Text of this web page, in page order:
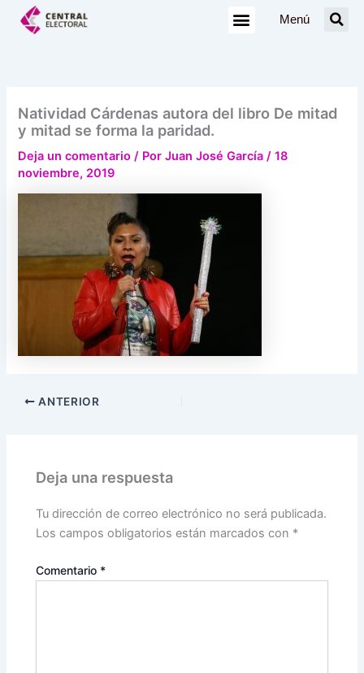
Menú
Natividad Cárdenas autora del libro De mitad
y mitad se forma la paridad.
Deja un comentario / PorJuan José García/18
noviembre, 2019
ANTERIOR
Deja una respuesta
Tu dirección de correo electrónico no será publicada.
Los campos obligatorios están marcados con *
Comentario *